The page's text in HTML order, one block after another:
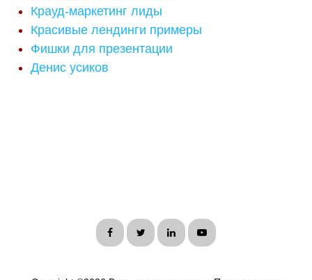
Крауд-маркетинг лиды
Красивые лендинги примеры
Фишки для презентации
Денис усиков